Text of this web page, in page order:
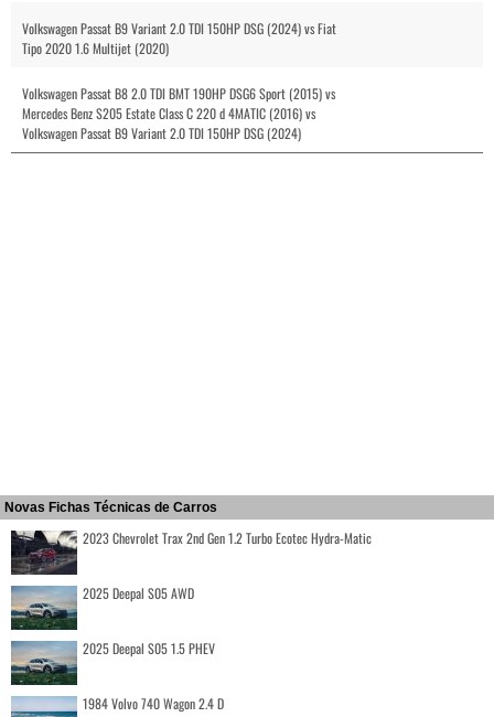
Volkswagen Passat B9 Variant 2.0 TDI 150HP DSG (2024) vs Fiat
Tipo 2020 1.6 Multijet (2020)
Volkswagen Passat B8 2.0 TDI BMT 190HP DSG6 Sport (2015) vs
Mercedes Benz S205 Estate Class C 220 d 4MATIC (2016) vs
Volkswagen Passat B9 Variant 2.0 TDI 150HP DSG (2024)
Novas Fichas Técnicas de Carros
2023 Chevrolet Trax 2nd Gen 1.2 Turbo Ecotec Hydra-Matic
2025 Deepal S05 AWD
2025 Deepal S05 1.5 PHEV
1984 Volvo 740 Wagon 2.4 D